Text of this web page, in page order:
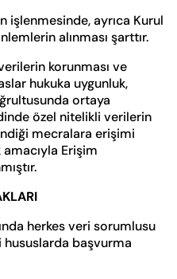
işlenmesinde, ayrıca Kurul
alınması şarttır.
korunması ve
hukuka uygunluk,
ortaya
özel nitelikli verilerin
mecralara erişimi
Erişim
herkes veri sorumlusu
hususlarda başvurma